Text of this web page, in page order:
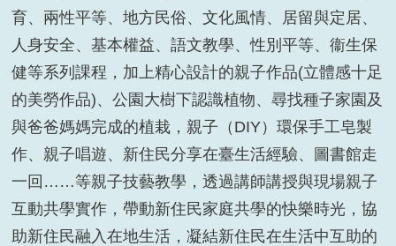
育、兩性平等、地方民俗、文化風情、居留與定居、
人身安全、基本權益、語文教學、性別平等、衞生保
健等系列課程，加上精心設計的親子作品(立體感十足
的美勞作品)、公園大樹下認識植物、尋找種子家園及
與爸爸媽媽完成的植栽，親子（ DIY）環保手工皂製
作、親子唱遊、新住民分享在臺生活經驗、圖書館走
一回……等親子技藝教學，透過講師講授與現場親子
互動共學實作，帶動新住民家庭共學的快樂時光，協
助新住民融入在地生活，凝結新住民在生活中互助的